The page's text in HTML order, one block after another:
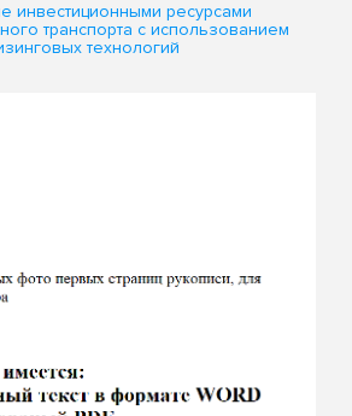
инвестиционными ресурсами
транспорта с использованием
технологий